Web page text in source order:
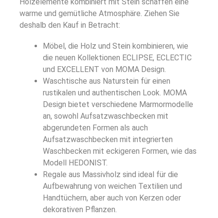
warme und gemütliche Atmosphäre. Ziehen Sie
deshalb den Kauf in Betracht:
Möbel, die Holz und Stein kombinieren, wie
die neuen Kollektionen ECLIPSE, ECLECTIC
und EXCELLENT von MOMA Design.
Waschtische aus Naturstein für einen
rustikalen und authentischen Look. MOMA
Design bietet verschiedene Marmormodelle
an, sowohl Aufsatzwaschbecken mit
abgerundeten Formen als auch
Aufsatzwaschbecken mit integrierten
Waschbecken mit eckigeren Formen, wie das
Modell HEDONIST.
Regale aus Massivholz sind ideal für die
Aufbewahrung von weichen Textilien und
Handtüchern, aber auch von Kerzen oder
dekorativen Pflanzen.